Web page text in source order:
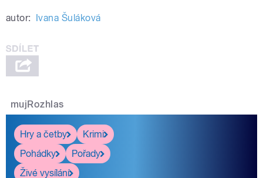
autor: Ivana Šuláková
mujRozhlas
Hry a četby
Krimi
Pohádky
Pořady
Živé vysílání